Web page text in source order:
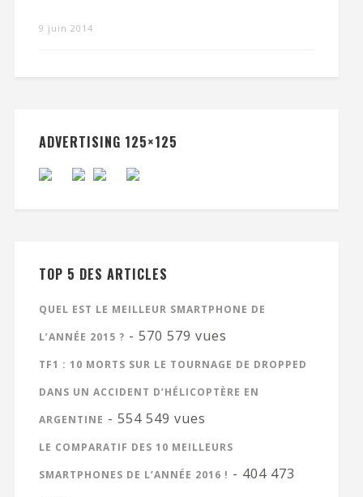
9 juin 2014
ADVERTISING 125×125
TOP 5 DES ARTICLES
QUEL EST LE MEILLEUR SMARTPHONE DE
L’ANNÉE 2015 ? - 570 579 vues
TF1 : 10 MORTS SUR LE TOURNAGE DE DROPPED
DANS UN ACCIDENT D’HÉLICOPTÈRE EN
ARGENTINE - 554 549 vues
LE COMPARATIF DES 10 MEILLEURS
SMARTPHONES DE L’ANNÉE 2016 ! - 404 473